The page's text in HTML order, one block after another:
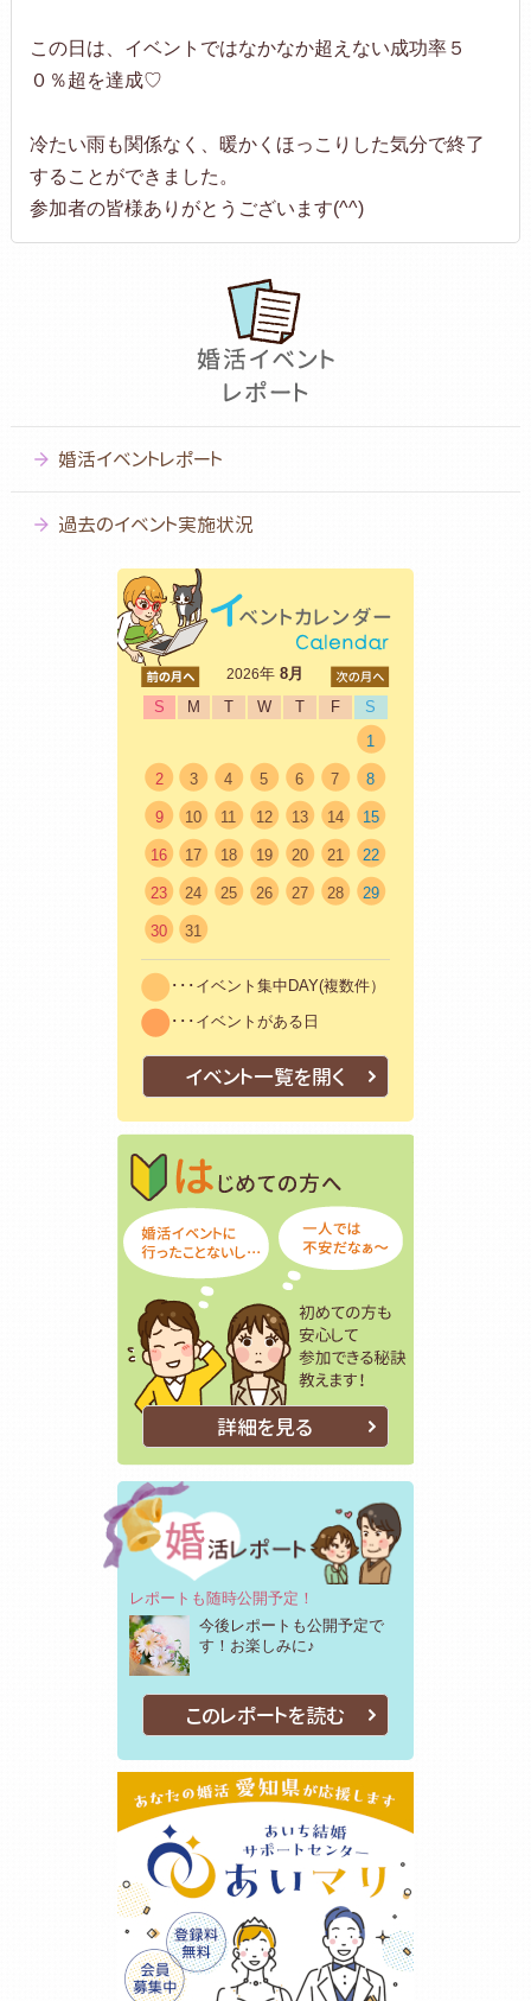
この日は、イベントではなかなか超えない成功率５
０％超を達成♡
冷たい雨も関係なく、暖かくほっこりした気分で終了
することができました。
参加者の皆様ありがとうございます(^^)
婚活イベントレポート
過去のイベント実施状況
2026年8月
S
M T W T F
S
1
2 3 4 5 6 7 8
9 10 11 12 13 14 15
16 17 18 19 20 21 22
23 24 25 26 27 28 29
30 31
･･･イベント集中DAY(複数件）
･･･イベントがある日
イベント一覧を開く
はじめての方
詳細を見る
レポートも随時公開予定！
今後レポートも公開予定で
す！お楽しみに♪
このレポートを読む